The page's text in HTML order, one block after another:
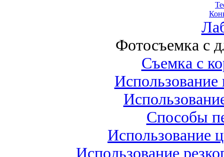
Фотосъемка с
Съемка с
Использование
Способы
Использование
Использование